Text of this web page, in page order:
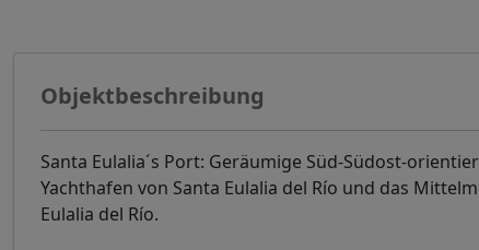
Objektbeschreibung
Santa Eulalia´s Port: Geräumige Süd-Südost-
Yachthafen von Santa Eulalia del Río und das
Eulalia del Río.